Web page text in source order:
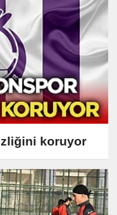
koruyor